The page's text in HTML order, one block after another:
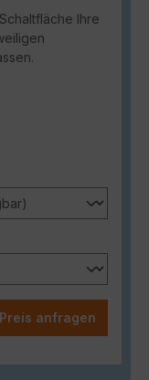
Ihre
anfragen